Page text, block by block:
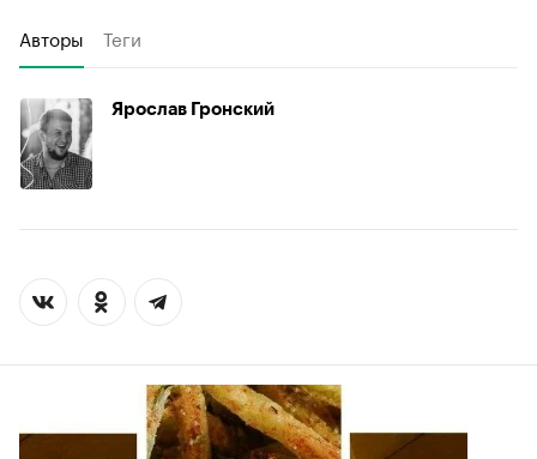
Авторы Теги
Ярослав Гронский